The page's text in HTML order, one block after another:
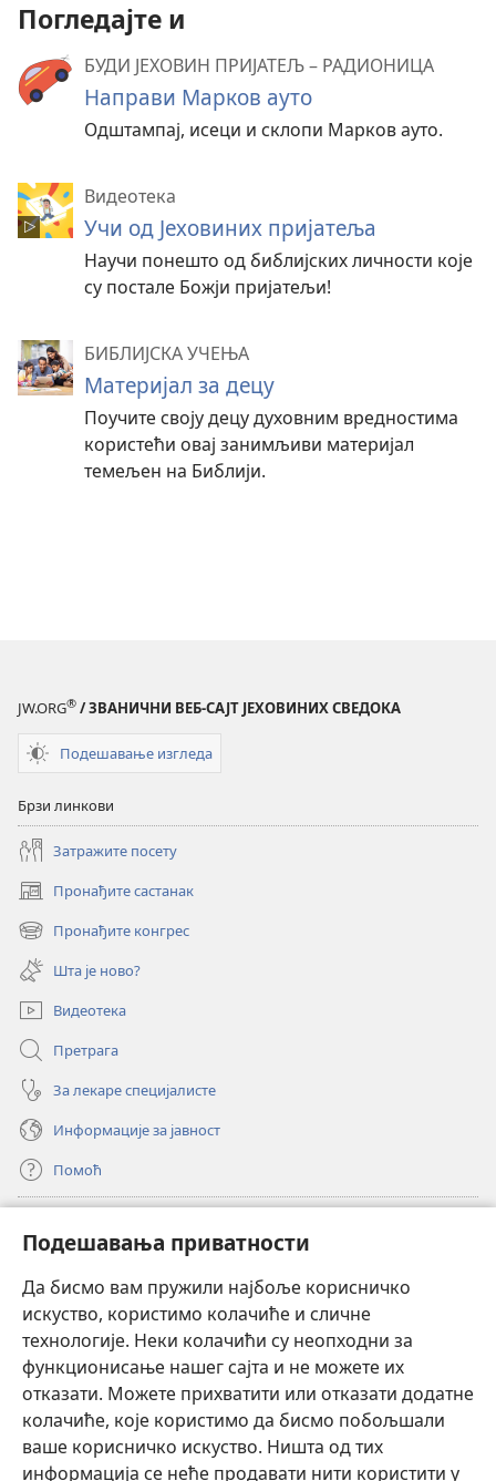
Подешавања приватности
Да бисмо вам пружили најбоље корисничко
искуство, користимо колачиће и сличне
технологије. Неки колачићи су неопходни за
функционисање нашег сајта и не можете их
отказати. Можете прихватити или отказати додатне
колачиће, које користимо да бисмо побољшали
ваше корисничко искуство. Ништа од тих
информација се неће продавати нити користити у
Погледајте и
БУДИ ЈЕХОВИН ПРИЈАТЕЉ – РАДИОНИЦА
Направи Марков ауто
Одштампај, исеци и склопи Марков ауто.
Видеотека
Учи од Јеховиних пријатеља
Научи понешто од библијских личности које
су постале Божји пријатељи!
БИБЛИЈСКА УЧЕЊА
Материјал за децу
Поучите своју децу духовним вредностима
користећи овај занимљиви материјал
темељен на Библији.
JW.ORG® / ЗВАНИЧНИ ВЕБ-САЈТ ЈЕХОВИНИХ СВЕДОКА
Подешавање изгледа
Брзи линкови
Затражите посету
Пронађите састанак
(отвара
нови
прозор)
Пронађите конгрес
(отвара
нови
прозор)
Шта је ново?
Видеотека
Претрага
За лекаре специјалисте
Информације за јавност
Помоћ
(отвара
нови
прозор)ОНЛАЈН БИБЛИОТЕКА Watchtower
(отвара
нови
прозор)JW Hub®
(отвара
нови
прозор)JW Library
Watchtower Library ®